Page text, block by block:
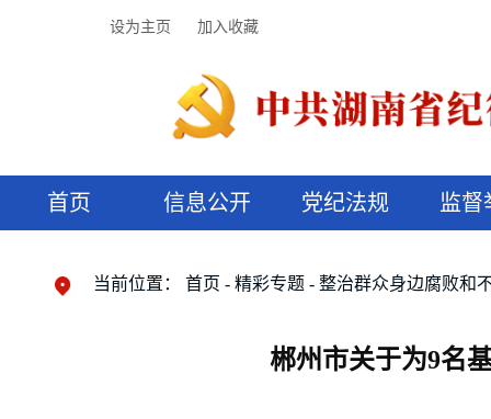
设为主页 加入收藏
首页 信息公开 党纪法规 监督
当前位置： 首页 精彩专题 整治群众身边腐败和
郴州市关于为9名